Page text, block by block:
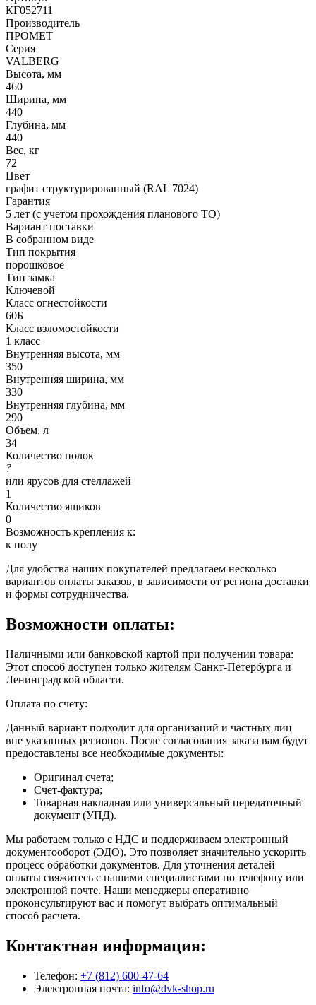
КГ052711
Производитель
ПРОМЕТ
Серия
VALBERG
Высота, мм
460
Ширина, мм
440
Глубина, мм
440
Вес, кг
72
Цвет
графит структурированный (RAL 7024)
Гарантия
5 лет (с учетом прохождения планового ТО)
Вариант поставки
В собранном виде
Тип покрытия
порошковое
Тип замка
Ключевой
Класс огнестойкости
60Б
Класс взломостойкости
1 класс
Внутренняя высота, мм
350
Внутренняя ширина, мм
330
Внутренняя глубина, мм
290
Объем, л
34
Количество полок
?
или ярусов для стеллажей
1
Количество ящиков
0
Возможность крепления к:
к полу
Для удобства наших покупателей предлагаем несколько
вариантов оплаты заказов, в зависимости от региона доставки
и формы сотрудничества.
Возможности оплаты:
Наличными или банковской картой при получении товара:
Этот способ доступен только жителям Санкт-Петербурга и
Ленинградской области.
Оплата по счету:
Данный вариант подходит для организаций и частных лиц
вне указанных регионов. После согласования заказа вам будут
предоставлены все необходимые документы:
Оригинал счета;
Счет-фактура;
Товарная накладная или универсальный передаточный
документ (УПД).
Мы работаем только с НДС и поддерживаем электронный
документооборот (ЭДО). Это позволяет значительно ускорить
процесс обработки документов. Для уточнения деталей
оплаты свяжитесь с нашими специалистами по телефону или
электронной почте. Наши менеджеры оперативно
проконсультируют вас и помогут выбрать оптимальный
способ расчета.
Контактная информация:
Телефон: +7 (812) 600-47-64
Электронная почта: info@dvk-shop.ru